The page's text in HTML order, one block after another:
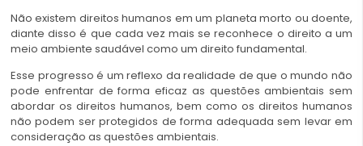
Não existem direitos humanos em um planeta morto ou doente,
diante disso é que cada vez mais se reconhece o direito a um
meio ambiente saudável como um direito fundamental.
Esse progresso é um reflexo da realidade de que o mundo não
pode enfrentar de forma eficaz as questões ambientais sem
abordar os direitos humanos, bem como os direitos humanos
não podem ser protegidos de forma adequada sem levar em
consideração as questões ambientais.